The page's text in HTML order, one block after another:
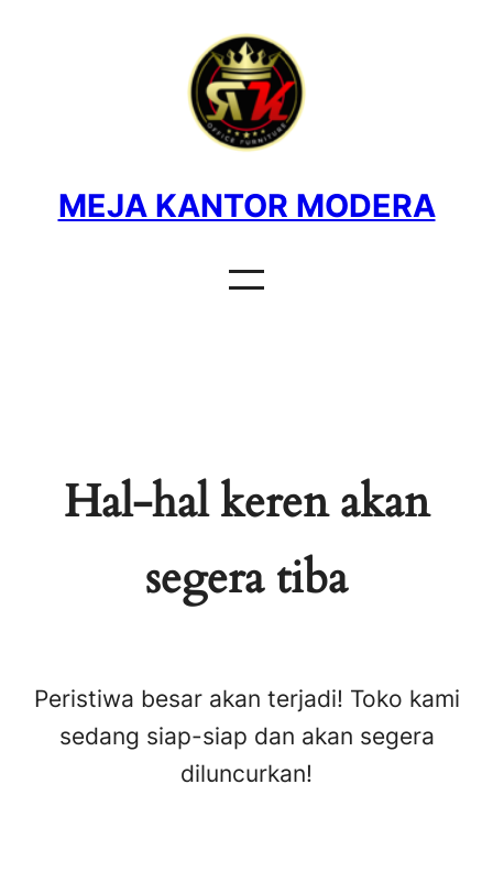
MEJA KANTOR MODERA
Hal-hal keren akan
segera tiba
Peristiwa besar akan terjadi! Toko kami
sedang siap-siap dan akan segera
diluncurkan!